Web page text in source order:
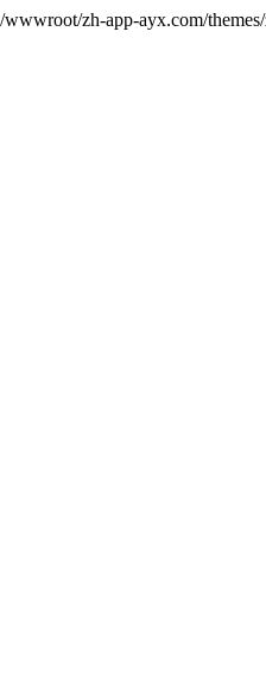
zh-app-ayx.com/